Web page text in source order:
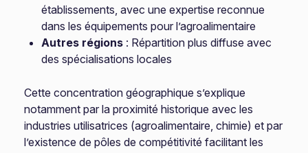
établissements, avec une expertise reconnue
dans les équipements pour l’agroalimentaire
Autres régions : Répartition plus diffuse avec
des spécialisations locales
Cette concentration géographique s’explique
notamment par la proximité historique avec les
industries utilisatrices (agroalimentaire, chimie) et par
l’existence de pôles de compétitivité facilitant les